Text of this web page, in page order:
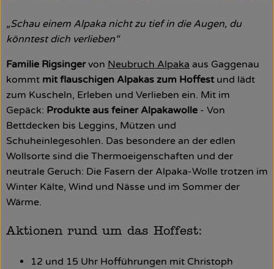
„Schau einem Alpaka nicht zu tief in die Augen, du
könntest dich verlieben“
Familie Rigsingervon Neubruch Alpaka aus Gaggenau
kommt mit flauschigen Alpakas zum Hoffestund lädt
zum Kuscheln, Erleben und Verlieben ein. Mit im
Gepäck: Produkte aus feiner Alpakawolle - Von
Bettdecken bis Leggins, Mützen und
Schuheinlegesohlen. Das besondere an der edlen
Wollsorte sind die Thermoeigenschaften und der
neutrale Geruch: Die Fasern der Alpaka-Wolle trotzen im
Winter Kälte, Wind und Nässe und im Sommer der
Wärme.
Aktionen rund um das Hoffest:
12 und 15 Uhr Hofführungen mit Christoph